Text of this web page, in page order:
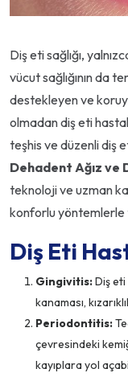
Diş eti sağlığı,
vücut sağlığının da
destekleyen ve
olmadan diş eti
teşhis ve düzenli diş
Dehadent Ağız ve
teknoloji ve uzman
konforlu
Diş Eti
Gingivitis:Diş eti
kanaması,
Periodontitis:
çevresindeki
kayıplara yol